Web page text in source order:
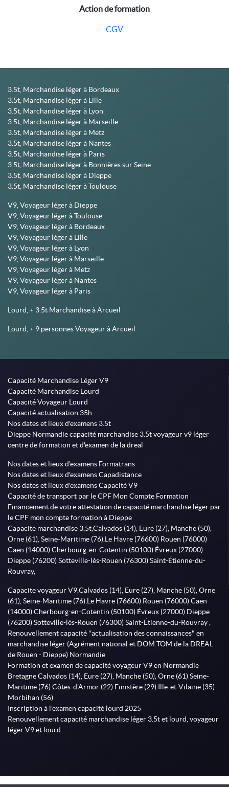
Action de formation
CGV
3.5t, Marchandise léger à Bordeaux
3.5t, Marchandise léger à Lille
3.5t, Marchandise léger à Lyon
3.5t, Marchandise léger à Marseille
3.5t, Marchandise léger à Metz
3.5t, Marchandise léger à Nantes
3.5t, Marchandise léger à Paris
3.5t, Marchandise léger à Bonnières sur Seine
3.5t, Marchandise léger à Dieppe
3.5t, Marchandise léger à Toulouse
V9, Voyageur léger à Dieppe
V9, Voyageur léger à Toulouse
V9, Voyageur léger à Bordeaux
V9, Voyageur léger à Lille
V9, Voyageur léger à Lyon
V9, Voyageur léger à Marseille
V9, Voyageur léger à Metz
V9, Voyageur léger à Nantes
V9, Voyageur léger à Paris
Lourd, + 3.5t Marchandise à Arcueil
Lourd, + 9 personnes Voyageur à Arcueil
Capacité Marchandise Léger V9
Capacité Marchandise Lourd
Capacité Voyageur Lourd
Capacité actualisation 35h
Nos dates et lieux d'examens 3.5t
Dieppe Normandie capacité marchandise 3.5t voyageur v9 léger
centre de formation et d'examen de la dreal
Nos dates et lieux d'examens Formatrans
Nos dates et lieux d'examens Capadistance
Nos dates et lieux d'examens Capacité V9
Capacité de transport par le CPF Mon Compte Formation
Financement de votre attestation de capacité marchandise léger par
le CPF mon compte formation à Dieppe
Capacite marchandise 3,5t,Calvados (14), Eure (27), Manche (50),
Orne (61), Seine-Maritime (76),Le Havre (76600) Rouen (76000)
Caen (14000) Cherbourg-en-Cotentin (50100) Évreux (27000)
Dieppe (76200) Sotteville-lès-Rouen (76300) Saint-Étienne-du-
Rouvray,
Capacite voyageur V9,Calvados (14), Eure (27), Manche (50), Orne
(61), Seine-Maritime (76),Le Havre (76600) Rouen (76000) Caen
(14000) Cherbourg-en-Cotentin (50100) Évreux (27000) Dieppe
(76200) Sotteville-lès-Rouen (76300) Saint-Étienne-du-Rouvray ,
Renouvellement capacité "actualisation des connaissances" en
marchandise léger (Agrément national et DOM TOM de la DREAL
de Rouen - Dieppe) Normandie
Formation et examen de capacité voyageur V9 en Normandie
Bretagne Calvados (14), Eure (27), Manche (50), Orne (61) Seine-
Maritime (76) Côtes-d'Armor (22) Finistère (29) Ille-et-Vilaine (35)
Morbihan (56)
Inscription à l'examen capacité lourd 2025
Renouvellement capacité marchandise léger 3.5t et lourd, voyageur
léger V9 et lourd